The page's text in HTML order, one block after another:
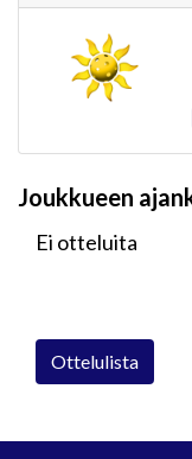
Joukkueen
Ei otteluita
Ottelulista